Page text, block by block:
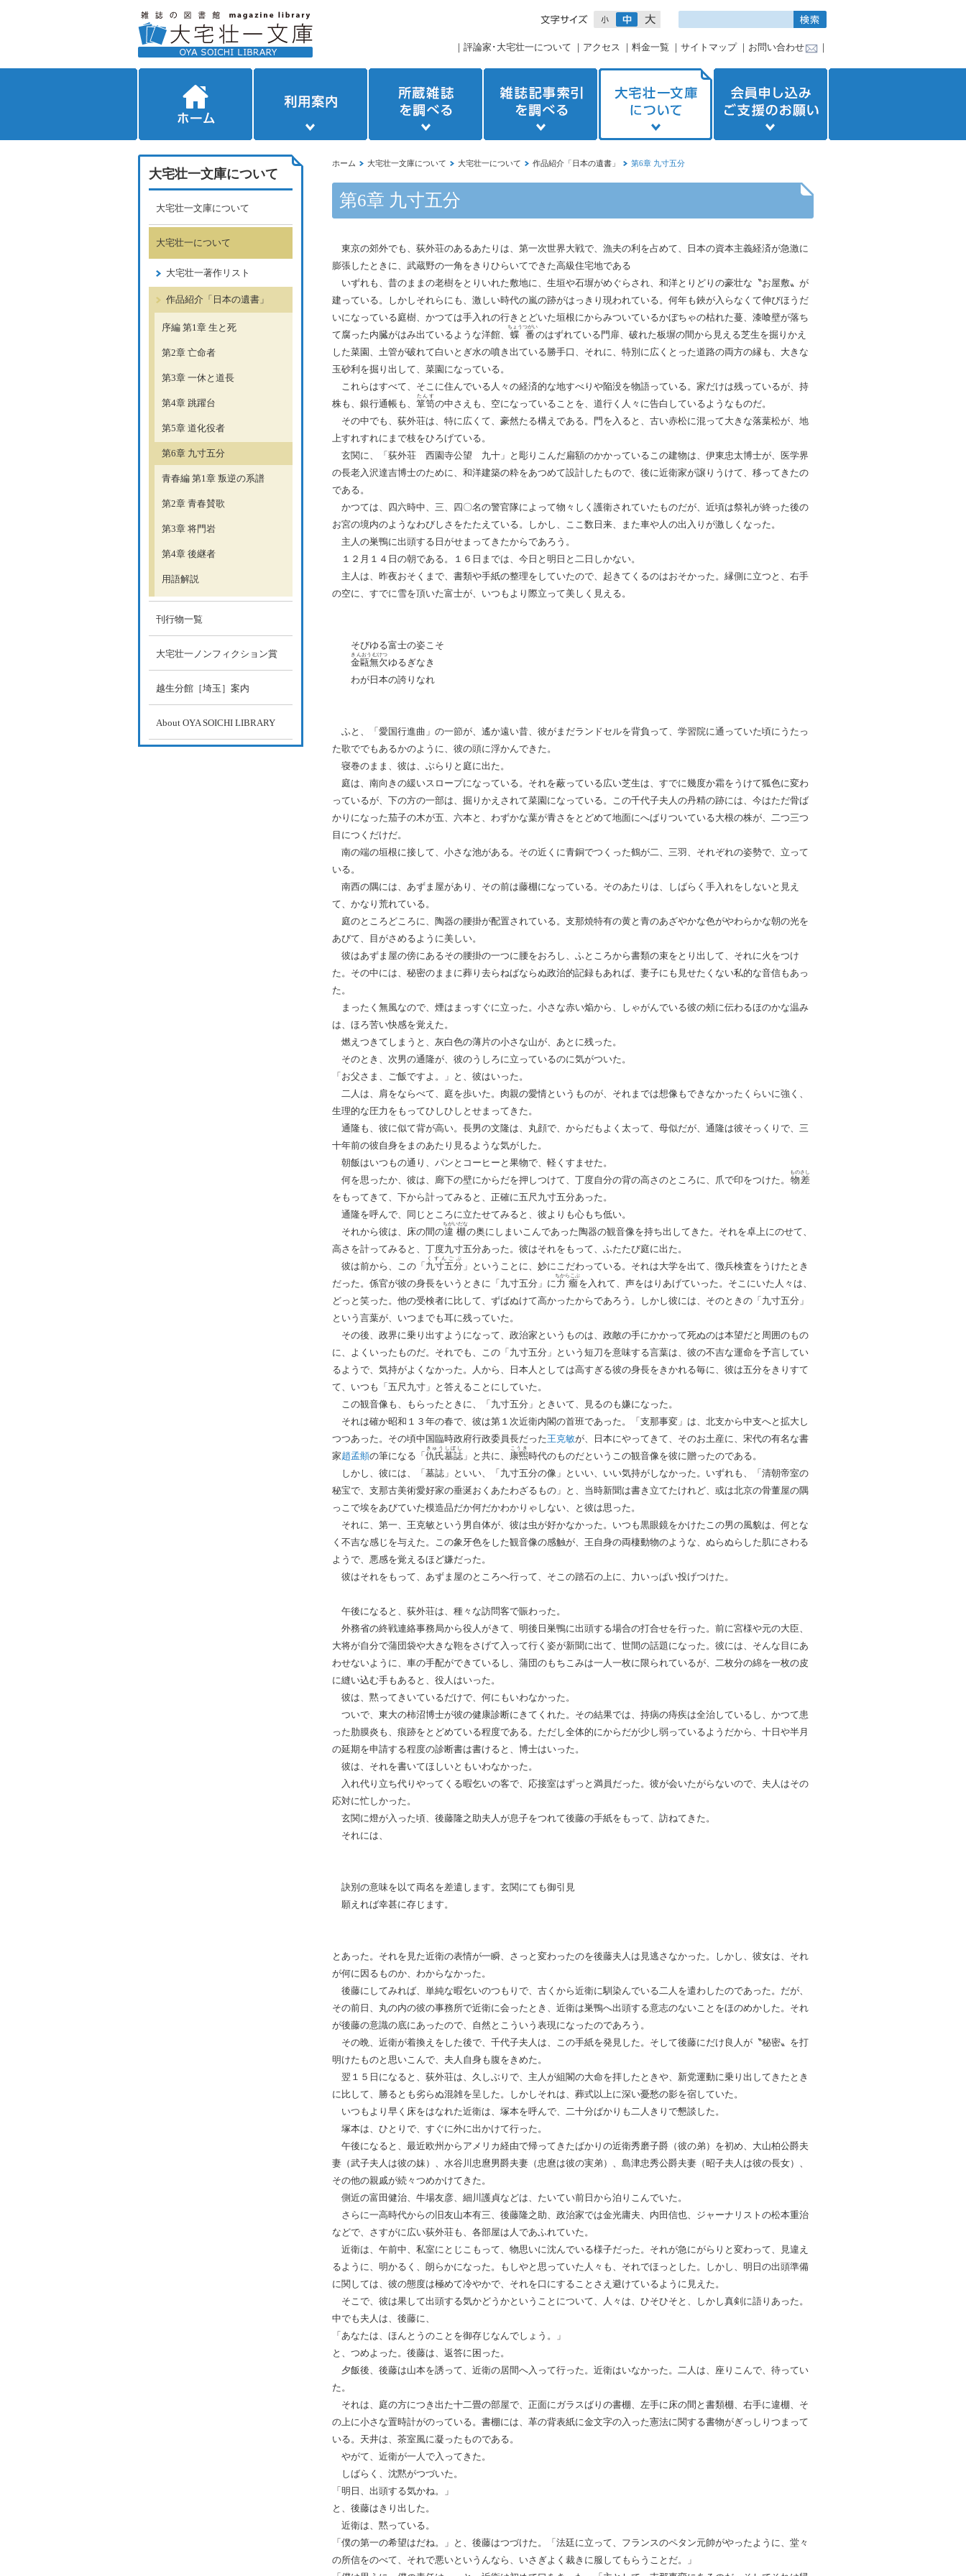
｜ 評論家･大宅壮一について ｜ アクセス ｜ 料金一覧 ｜ サイトマップ｜ お問い合わせ ｜
ホーム 大宅壮一文庫について 大宅壮一について 作品紹介「日本の遺書」 第6章 九寸五分
第6章 九寸五分
東京の郊外でも、荻外荘のあるあたりは、第一次世界大戦で、漁夫の利を占めて、日本の資本主義経済が急激に
膨張したときに、武蔵野の一角をきりひらいてできた高級住宅地である
いずれも、昔のままの老樹をとりいれた敷地に、生垣や石塀がめぐらされ、和洋とりどりの豪壮な〝お屋敷〟が
建っている。しかしそれらにも、激しい時代の嵐の跡がはっきり現われている。何年も鋏が入らなくて伸びほうだ
いになっている庭樹、かつては手入れの行きとどいた垣根にからみついているかぼちゃの枯れた蔓、漆喰壁が落ち
て腐った内臓がはみ出ているような洋館、 蝶番
ちょうつがい
のはずれている門扉、破れた板塀の間から見える芝生を掘りかえ
した菜園、土管が破れて白いとぎ水の噴き出ている勝手口、それに、特別に広くとった道路の両方の縁も、大きな
玉砂利を掘り出して、菜園になっている。
これらはすべて、そこに住んでいる人々の経済的な地すべりや陥没を物語っている。家だけは残っているが、持
株も、銀行通帳も、 箪笥
たんす
の中さえも、空になっていることを、道行く人々に告白しているようなものだ。
その中でも、荻外荘は、特に広くて、豪然たる構えである。門を入ると、古い赤松に混って大きな落葉松が、地
上すれすれにまで枝をひろげている。
玄関に、「荻外荘 西園寺公望 九十」と彫りこんだ扁額のかかっているこの建物は、伊東忠太博士が、医学界
の長老入沢達吉博士のために、和洋建築の粋をあつめて設計したもので、後に近衛家が譲りうけて、移ってきたの
である。
かつては、四六時中、三、四〇名の警官隊によって物々しく護衛されていたものだが、近頃は祭礼が終った後の
お宮の境内のようなわびしさをたたえている。しかし、ここ数日来、また車や人の出入りが激しくなった。
主人の巣鴨に出頭する日がせまってきたからであろう。
１２月１４日の朝である。１６日までは、今日と明日と二日しかない。
主人は、昨夜おそくまで、書類や手紙の整理をしていたので、起きてくるのはおそかった。縁側に立つと、右手
の空に、すでに雪を頂いた富士が、いつもより際立って美しく見える。
そびゆる富士の姿こそ
金甌無欠
きんおうむけつ
ゆるぎなき
わが日本の誇りなれ
ふと、「愛国行進曲」の一節が、遙か遠い昔、彼がまだランドセルを背負って、学習院に通っていた頃にうたっ
た歌ででもあるかのように、彼の頭に浮かんできた。
寝巻のまま、彼は、ぶらりと庭に出た。
庭は、南向きの緩いスロープになっている。それを蔽っている広い芝生は、すでに幾度か霜をうけて狐色に変わ
っているが、下の方の一部は、掘りかえされて菜園になっている。この千代子夫人の丹精の跡には、今はただ骨ば
かりになった茄子の木が五、六本と、わずかな葉が青さをとどめて地面にへばりついている大根の株が、二つ三つ
目につくだけだ。
南の端の垣根に接して、小さな池がある。その近くに青銅でつくった鶴が二、三羽、それぞれの姿勢で、立って
いる。
南西の隅には、あずま屋があり、その前は藤棚になっている。そのあたりは、しばらく手入れをしないと見え
て、かなり荒れている。
庭のところどころに、陶器の腰掛が配置されている。支那焼特有の黄と青のあざやかな色がやわらかな朝の光を
あびて、目がさめるように美しい。
彼はあずま屋の傍にあるその腰掛の一つに腰をおろし、ふところから書類の束をとり出して、それに火をつけ
た。その中には、秘密のままに葬り去らねばならぬ政治的記録もあれば、妻子にも見せたくない私的な音信もあっ
た。
まったく無風なので、煙はまっすぐに立った。小さな赤い焔から、しゃがんでいる彼の頰に伝わるほのかな温み
は、ほろ苦い快感を覚えた。
燃えつきてしまうと、灰白色の薄片の小さな山が、あとに残った。
そのとき、次男の通隆が、彼のうしろに立っているのに気がついた。
「お父さま、ご飯ですよ。」と、彼はいった。
二人は、肩をならべて、庭を歩いた。肉親の愛情というものが、それまでは想像もできなかったくらいに強く、
生理的な圧力をもってひしひしとせまってきた。
通隆も、彼に似て背が高い。長男の文隆は、丸顔で、からだもよく太って、母似だが、通隆は彼そっくりで、三
十年前の彼自身をまのあたり見るような気がした。
朝飯はいつもの通り、パンとコーヒーと果物で、軽くすませた。
何を思ったか、彼は、廊下の壁にからだを押しつけて、丁度自分の背の高さのところに、爪で印をつけた。 物差
ものさし
をもってきて、下から計ってみると、正確に五尺九寸五分あった。
通隆を呼んで、同じところに立たせてみると、彼よりも心もち低い。
それから彼は、床の間の違棚
ちがいだな
の奥にしまいこんであった陶器の観音像を持ち出してきた。それを卓上にのせて、
高さを計ってみると、丁度九寸五分あった。彼はそれをもって、ふたたび庭に出た。
彼は前から、この「 九寸五分
くすんごぶ
」ということに、妙にこだわっている。それは大学を出て、徴兵検査をうけたとき
だった。係官が彼の身長をいうときに「九寸五分」に力瘤
ちからこぶ
を入れて、声をはりあげていった。そこにいた人々は、
どっと笑った。他の受検者に比して、ずばぬけて高かったからであろう。しかし彼には、そのときの「九寸五分」
という言葉が、いつまでも耳に残っていた。
その後、政界に乗り出すようになって、政治家というものは、政敵の手にかかって死ぬのは本望だと周囲のもの
に、よくいったものだ。それでも、この「九寸五分」という短刀を意味する言葉は、彼の不吉な運命を予言してい
るようで、気持がよくなかった。人から、日本人としては高すぎる彼の身長をきかれる毎に、彼は五分をきりすて
て、いつも「五尺九寸」と答えることにしていた。
この観音像も、もらったときに、「九寸五分」ときいて、見るのも嫌になった。
それは確か昭和１３年の春で、彼は第１次近衛内閣の首班であった。「支那事変」は、北支から中支へと拡大し
つつあった。その頃中国臨時政府行政委員長だった王克敏が、日本にやってきて、そのお土産に、宋代の有名な書
家趙孟頫の筆になる「 仇氏墓誌
きゅうしぼし
」と共に、 康煕
こうき
時代のものだというこの観音像を彼に贈ったのである。
しかし、彼には、「墓誌」といい、「九寸五分の像」といい、いい気持がしなかった。いずれも、「清朝帝室の
秘宝で、支那古美術愛好家の垂涎おくあたわざるもの」と、当時新聞は書き立てたけれど、或は北京の骨董屋の隅
っこで埃をあびていた模造品だか何だかわかりゃしない、と彼は思った。
それに、第一、王克敏という男自体が、彼は虫が好かなかった。いつも黒眼鏡をかけたこの男の風貌は、何とな
く不吉な感じを与えた。この象牙色をした観音像の感触が、王自身の両棲動物のような、ぬらぬらした肌にさわる
ようで、悪感を覚えるほど嫌だった。
彼はそれをもって、あずま屋のところへ行って、そこの踏石の上に、力いっぱい投げつけた。
午後になると、荻外荘は、種々な訪問客で賑わった。
外務省の終戦連絡事務局から役人がきて、明後日巣鴨に出頭する場合の打合せを行った。前に宮様や元の大臣、
大将が自分で蒲団袋や大きな鞄をさげて入って行く姿が新聞に出て、世間の話題になった。彼には、そんな目にあ
わせないように、車の手配ができているし、蒲団のもちこみは一人一枚に限られているが、二枚分の綿を一枚の皮
に縫い込む手もあると、役人はいった。
彼は、黙ってきいているだけで、何にもいわなかった。
ついで、東大の柿沼博士が彼の健康診断にきてくれた。その結果では、持病の痔疾は全治しているし、かつて患
った肋膜炎も、痕跡をとどめている程度である。ただし全体的にからだが少し弱っているようだから、十日や半月
の延期を申請する程度の診断書は書けると、博士はいった。
彼は、それを書いてほしいともいわなかった。
入れ代り立ち代りやってくる暇乞いの客で、応接室はずっと満員だった。彼が会いたがらないので、夫人はその
応対に忙しかった。
玄関に燈が入った頃、後藤隆之助夫人が息子をつれて後藤の手紙をもって、訪ねてきた。
それには、
訣別の意味を以て両名を差遣します。玄関にても御引見
願えれば幸甚に存じます。
とあった。それを見た近衛の表情が一瞬、さっと変わったのを後藤夫人は見逃さなかった。しかし、彼女は、それ
が何に因るものか、わからなかった。
後藤にしてみれば、単純な暇乞いのつもりで、古くから近衛に馴染んでいる二人を遣わしたのであった。だが、
その前日、丸の内の彼の事務所で近衛に会ったとき、近衛は巣鴨へ出頭する意志のないことをほのめかした。それ
が後藤の意識の底にあったので、自然とこういう表現になったのであろう。
その晩、近衛が着換えをした後で、千代子夫人は、この手紙を発見した。そして後藤にだけ良人が〝秘密〟を打
明けたものと思いこんで、夫人自身も腹をきめた。
翌１５日になると、荻外荘は、久しぶりで、主人が組閣の大命を拝したときや、新党運動に乗り出してきたとき
に比して、勝るとも劣らぬ混雑を呈した。しかしそれは、葬式以上に深い憂愁の影を宿していた。
いつもより早く床をはなれた近衛は、塚本を呼んで、二十分ばかりも二人きりで懇談した。
塚本は、ひとりで、すぐに外に出かけて行った。
午後になると、最近欧州からアメリカ経由で帰ってきたばかりの近衛秀磨子爵（彼の弟）を初め、大山柏公爵夫
妻（武子夫人は彼の妹）、水谷川忠麿男爵夫妻（忠麿は彼の実弟）、島津忠秀公爵夫妻（昭子夫人は彼の長女）、
その他の親戚が続々つめかけてきた。
側近の富田健治、牛場友彦、細川護貞などは、たいてい前日から泊りこんでいた。
さらに一高時代からの旧友山本有三、後藤隆之助、政治家では金光庸夫、内田信也、ジャーナリストの松本重治
などで、さすがに広い荻外荘も、各部屋は人であふれていた。
近衛は、午前中、私室にとじこもって、物思いに沈んでいる様子だった。それが急にがらりと変わって、見違え
るように、明かるく、朗らかになった。もしやと思っていた人々も、それでほっとした。しかし、明日の出頭準備
に関しては、彼の態度は極めて冷やかで、それを口にすることさえ避けているように見えた。
そこで、彼は果して出頭する気かどうかということについて、人々は、ひそひそと、しかし真剣に語りあった。
中でも夫人は、後藤に、
「あなたは、ほんとうのことを御存じなんでしょう。」
と、つめよった。後藤は、返答に困った。
夕飯後、後藤は山本を誘って、近衛の居間へ入って行った。近衛はいなかった。二人は、座りこんで、待ってい
た。
それは、庭の方につき出た十二畳の部屋で、正面にガラスばりの書棚、左手に床の間と書類棚、右手に違棚、そ
の上に小さな置時計がのっている。書棚には、革の背表紙に金文字の入った憲法に関する書物がぎっしりつまって
いる。天井は、茶室風に凝ったものである。
やがて、近衛が一人で入ってきた。
しばらく、沈黙がつづいた。
「明日、出頭する気かね。」
と、後藤はきり出した。
近衛は、黙っている。
「僕の第一の希望はだね。」と、後藤はつづけた。「法廷に立って、フランスのペタン元帥がやったように、堂々
の所信をのべて、それで悪いというんなら、いさぎよく裁きに服してもらうことだ。」
大宅壮一文庫について
大宅壮一文庫について
大宅壮一について
大宅壮一著作リスト
作品紹介「日本の遺書」
序編 第1章 生と死
第2章 亡命者
第3章 一休と道長
第4章 跳躍台
第5章 道化役者
第6章 九寸五分
青春編 第1章 叛逆の系譜
第2章 青春賛歌
第3章 将門岩
第4章 後継者
用語解説
刊行物一覧
大宅壮一ノンフィクション賞
越生分館［埼玉］案内
About OYA SOICHI LIBRARY